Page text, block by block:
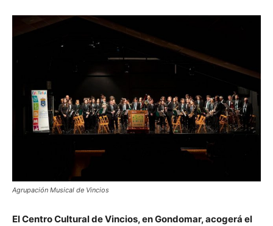
Agrupación Musical de Vincios
El Centro Cultural de Vincios, en Gondomar, acogerá el